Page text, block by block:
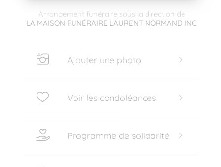
Arrangement funéraire sous la direction de
LA MAISON FUNÉRAIRE LAURENT NORMAND INC
Ajouter une photo
Voir les condoléances
Programme de solidarité